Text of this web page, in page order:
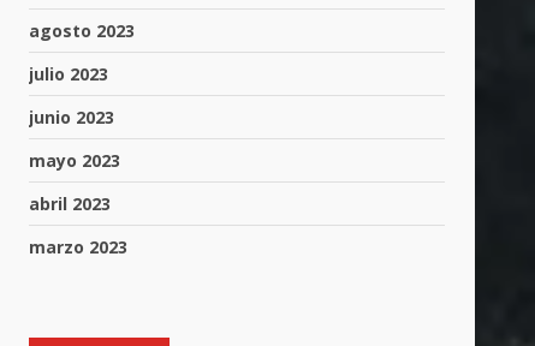
agosto 2023
julio 2023
junio 2023
mayo 2023
abril 2023
marzo 2023